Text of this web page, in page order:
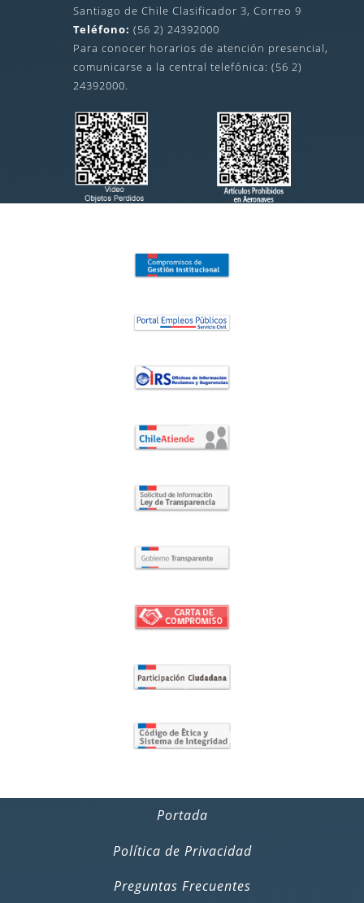
Santiago de Chile Clasificador 3, Correo 9
Teléfono: (56 2) 24392000
Para conocer horarios de atención presencial,
comunicarse a la central telefónica: (56 2)
24392000.
Portada
Política de Privacidad
Preguntas Frecuentes